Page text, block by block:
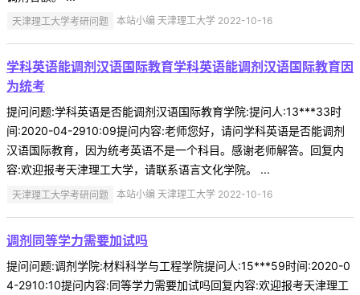
天津理工大学考研问题 本站小编 天津理工大学 2022-10-16
学科英语能调剂汉语国际教育学科英语能调剂汉语国际教育因
为统考
提问问题:学科英语是否能调剂汉语国际教育学院:提问人:13***33时
间:2020-04-2910:09提问内容:老师您好，请问学科英语是否能调剂
汉语国际教育，因为统考英语不是一个科目。感谢老师解答。回复内
容:欢迎报考天津理工大学，请联系语言文化学院。 ...
天津理工大学考研问题 本站小编 天津理工大学 2022-10-16
调剂同等学力需要加试吗
提问问题:调剂学院:材料科学与工程学院提问人:15***59时间:2020-0
4-2910:10提问内容:同等学力需要加试吗回复内容:欢迎报考天津理工